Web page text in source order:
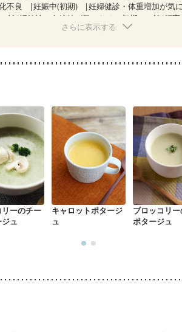
不良 妊娠中(初期)
妊婦健診・体重増加が気
妊婦健診・血糖値が気になる（初期） 妊娠高
産後（ミルク） 骨折 骨粗しょう症
さらに表示する
ーのチー
ュ
キャロットポタージ
ュ
ブロッコリ
ポタージュ